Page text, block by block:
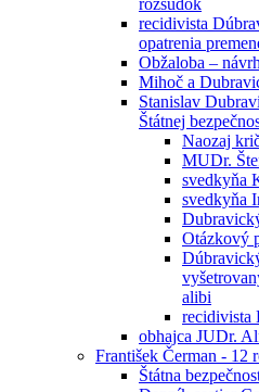
recidivista
opatrenia
Obžaloba –
Mihoč a
Stanislav
Štátnej
Naozaj
MUDr.
svedkyňa
svedkyňa
Otázkový
alibi
recidivista
obhajca JUDr.
František Čerman - 12
Štátna